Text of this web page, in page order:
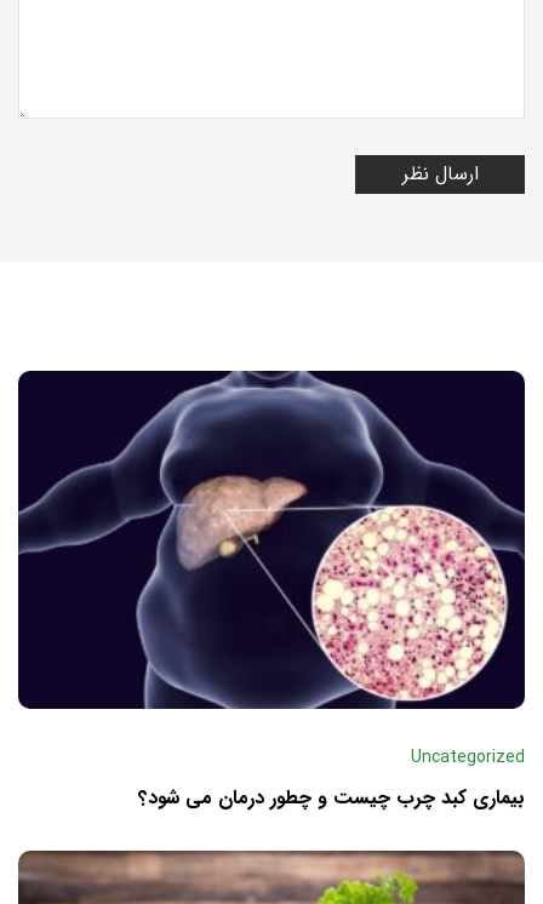
Uncategorized
بیماری کبد چرب چیست و چطور درمان می‌ شود؟